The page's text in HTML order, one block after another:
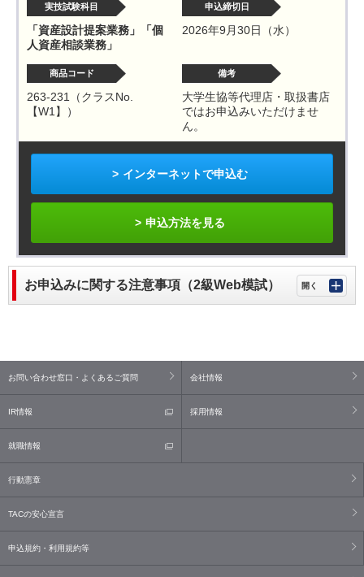
実技試験科目
「資産設計提案業務」「個
人資産相談業務」
申込締切日
2026年9月30日（水）
商品コード
263-231（クラスNo.
【W1】）
備考
大学生協等代理店・取扱書店
ではお申込みいただけませ
ん。
インターネットで申込む
申込方法を見る
お申込みに関する注意事項（2級Web模試）
お問い合わせ窓口・よくあるご質問 会社情報
IR情報 採用情報
就職情報
行動憲章
TACの安心宣言
申込規約・利用規約等